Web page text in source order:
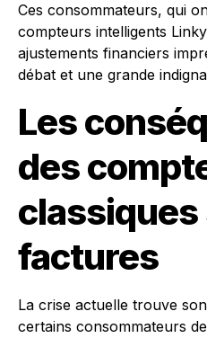
Ces consommateurs, qui
compteurs intelligents
ajustements financiers
débat et une grande
Les
des
classiques
factures
La crise actuelle trouve
certains consommateurs